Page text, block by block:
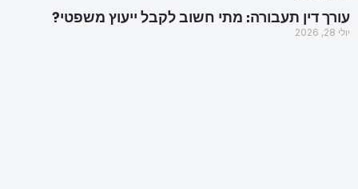
עורך דין תעבורה: מתי חשוב לקבל ייעוץ משפטי?
יולי 28, 2026